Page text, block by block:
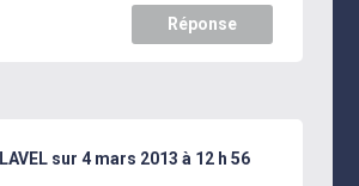
Réponse
sur 4 mars 2013 à 12 h 56